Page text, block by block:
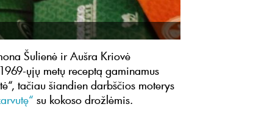
Šulienė ir Aušra Kriovė
ųjų metų receptą gaminamus
tačiau šiandien darbščios moterys
su kokoso drožlėmis.